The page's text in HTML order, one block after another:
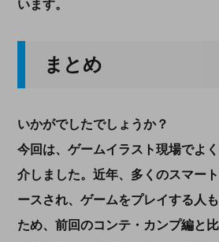
います。
まとめ
いかがでしたでしょうか？
今回は、ゲームイラスト現場でよ
介しました。近年、多くのスマー
ースされ、ゲームをプレイする人
ため、前回のコンテ・カンプ編と